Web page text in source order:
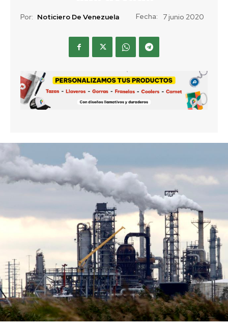
Por: Noticiero De Venezuela Fecha: 7 junio 2020